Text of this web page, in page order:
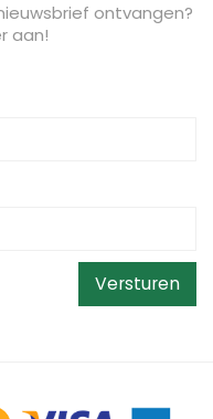
ontvangen?
aan!